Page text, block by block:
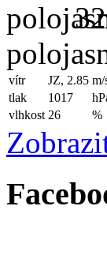
vítr JZ, 2.85 m/
tlak
1017
vlhkost 26 %